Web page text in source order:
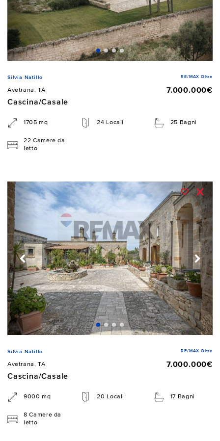
Silvia Natillo RE/MAX Oltre
Avetrana, TA
7.000.000€
Cascina/Casale
1705 mq 24 Locali 25 Bagni
22 Camere da
letto
Silvia Natillo RE/MAX Oltre
Avetrana, TA
7.000.000€
Cascina/Casale
9000 mq 20 Locali 17 Bagni
8 Camere da
letto